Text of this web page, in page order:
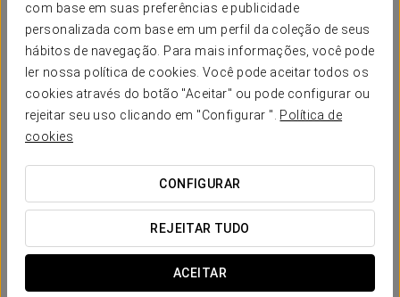
com base em suas preferências e publicidade
personalizada com base em um perfil da coleção de seus
hábitos de navegação. Para mais informações, você pode
ler nossa política de cookies. Você pode aceitar todos os
cookies através do botão "Aceitar" ou pode configurar ou
rejeitar seu uso clicando em "Configurar ". Política de
cookies
CONFIGURAR
REJEITAR TUDO
ACEITAR
15 €
Experiência Romântica
Desfrute de uma noite inesquecível com esta experiência
que desenhamos para si e para aquela pessoa especial.
Inclui:
-Cama de casal segundo pedido.
-Garrafa de espumante.